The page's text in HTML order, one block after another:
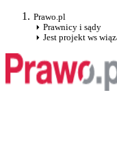
Prawo.pl
Prawnicy i sądy
Jest projekt ws